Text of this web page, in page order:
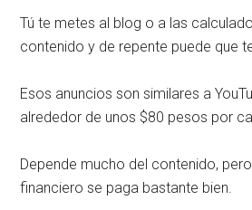
Tú te metes al blog o a las
contenido y de repente puede que
Esos anuncios son similares a
alrededor de unos $80 pesos por
Depende mucho del contenido,
financiero se paga bastante bien.